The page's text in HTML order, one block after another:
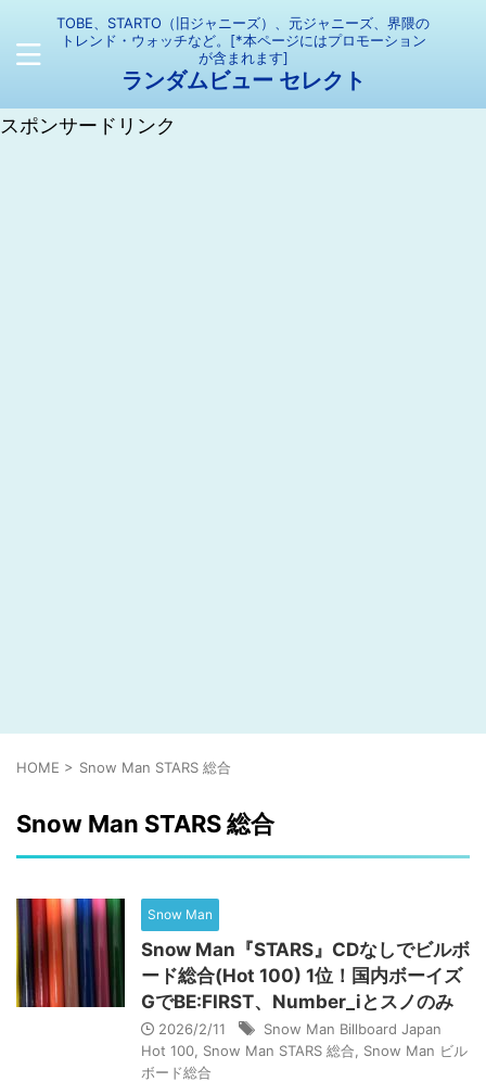
TOBE、STARTO（旧ジャニーズ）、元ジャニーズ、界隈の
トレンド・ウォッチなど。[*本ページにはプロモーション
が含まれます]
ランダムビュー セレクト
スポンサードリンク
HOME > Snow Man STARS 総合
Snow Man STARS 総合
Snow Man
Snow Man『STARS』CDなしでビルボ
ード総合(Hot 100) 1位！国内ボーイズ
GでBE:FIRST、Number_iとスノのみ
2026/2/11
Snow Man Billboard Japan
Hot 100 Snow Man STARS 総合
Snow Man ビル
ボード総合